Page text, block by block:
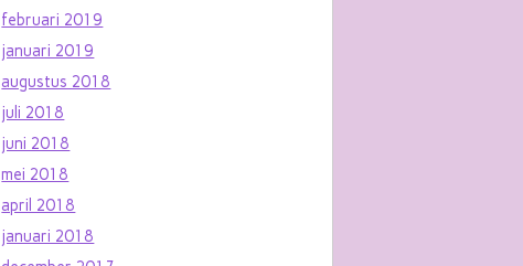
februari 2019
januari 2019
augustus 2018
juli 2018
juni 2018
mei 2018
april 2018
januari 2018